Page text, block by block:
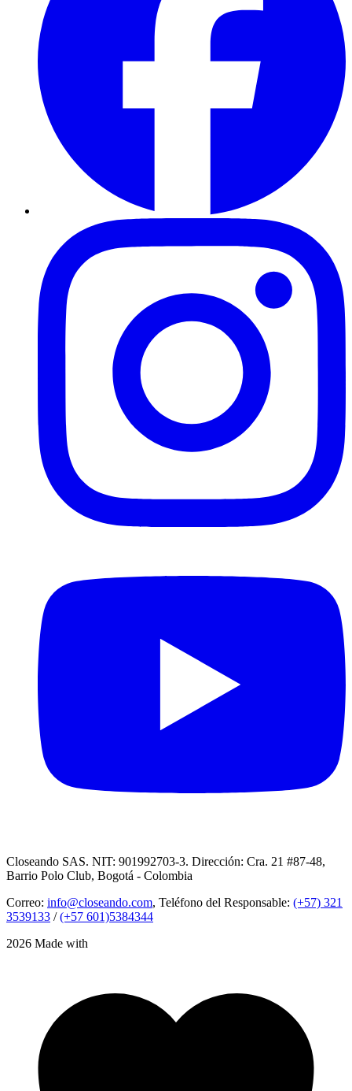
Closeando SAS. NIT: 901992703-3. Dirección: Cra. 21 #87-48,
Barrio Polo Club, Bogotá - Colombia
Correo: info@closeando.com, Teléfono del Responsable: (+57) 321
3539133 /(+57 601)5384344
2026 Made with